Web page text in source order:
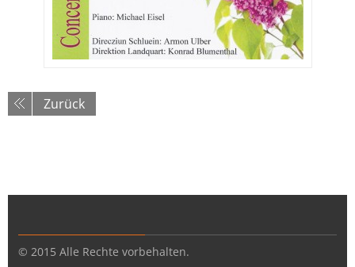
Zurück
© 2015 Alle Rechte vorbehalten.